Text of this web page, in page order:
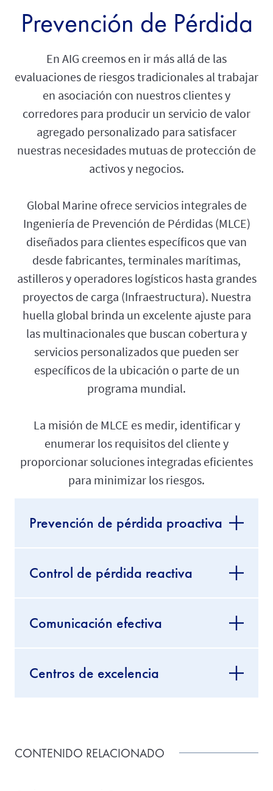
Prevención de Pérdida
En AIG creemos en ir más allá de las
evaluaciones de riesgos tradicionales al trabajar
en asociación con nuestros clientes y
corredores para producir un servicio de valor
agregado personalizado para satisfacer
nuestras necesidades mutuas de protección de
activos y negocios.
Global Marine ofrece servicios integrales de
Ingeniería de Prevención de Pérdidas (MLCE)
diseñados para clientes específicos que van
desde fabricantes, terminales marítimas,
astilleros y operadores logísticos hasta grandes
proyectos de carga (Infraestructura). Nuestra
huella global brinda un excelente ajuste para
las multinacionales que buscan cobertura y
servicios personalizados que pueden ser
específicos de la ubicación o parte de un
programa mundial.
La misión de MLCE es medir, identificar y
enumerar los requisitos del cliente y
proporcionar soluciones integradas eficientes
para minimizar los riesgos.
Prevención de pérdida proactiva
Control de pérdida reactiva
Comunicación efectiva
Centros de excelencia
CONTENIDO RELACIONADO